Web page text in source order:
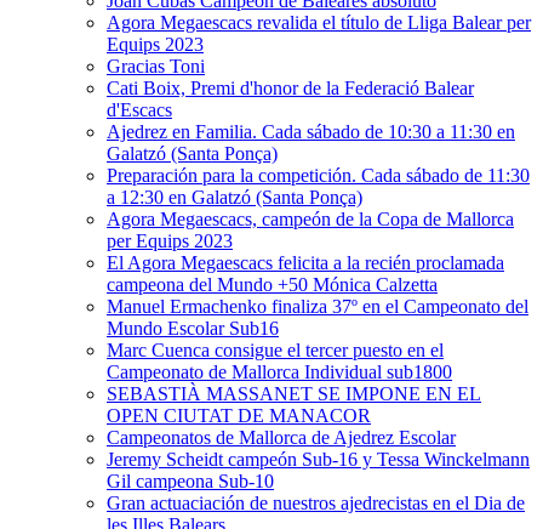
Agora Megaescacs revalida el título de Lliga Balear per
Equips 2023
Gracias Toni
Cati Boix, Premi d'honor de la Federació Balear
d'Escacs
Ajedrez en Familia. Cada sábado de 10:30 a 11:30 en
Galatzó (Santa Ponça)
Preparación para la competición. Cada sábado de 11:30
a 12:30 en Galatzó (Santa Ponça)
Agora Megaescacs, campeón de la Copa de Mallorca
per Equips 2023
El Agora Megaescacs felicita a la recién proclamada
campeona del Mundo +50 Mónica Calzetta
Manuel Ermachenko finaliza 37º en el Campeonato del
Mundo Escolar Sub16
Marc Cuenca consigue el tercer puesto en el
Campeonato de Mallorca Individual sub1800
SEBASTIÀ MASSANET SE IMPONE EN EL
OPEN CIUTAT DE MANACOR
Campeonatos de Mallorca de Ajedrez Escolar
Jeremy Scheidt campeón Sub-16 y Tessa Winckelmann
Gil campeona Sub-10
Gran actuaciación de nuestros ajedrecistas en el Dia de